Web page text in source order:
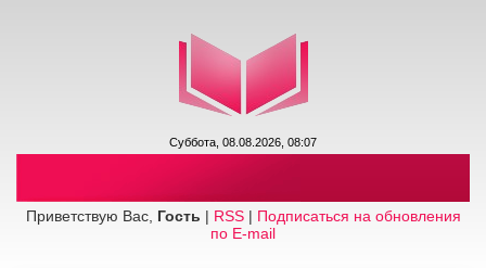
Суббота, 08.08.2026, 08:07
Приветствую Вас, Гость | RSS| Подписаться на обновления
по E-mail